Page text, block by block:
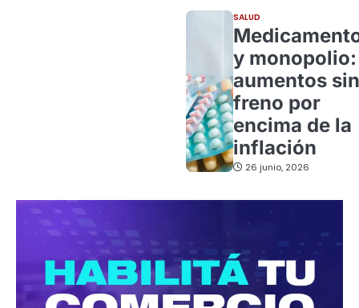
SALUD
y monopolio:
aumentos sin
freno por
encima de la
inflación
26 junio, 2026